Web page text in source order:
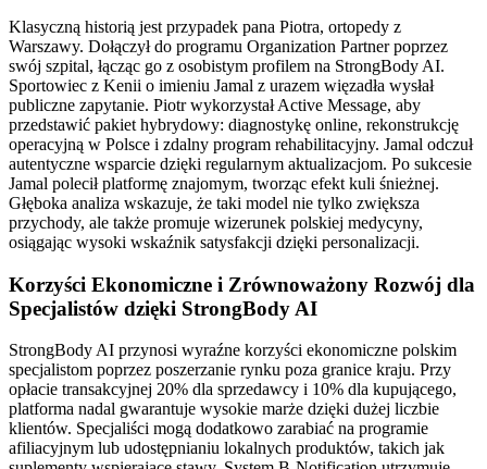
Klasyczną historią jest przypadek pana Piotra, ortopedy z
Warszawy. Dołączył do programu Organization Partner poprzez
swój szpital, łącząc go z osobistym profilem na StrongBody AI.
Sportowiec z Kenii o imieniu Jamal z urazem więzadła wysłał
publiczne zapytanie. Piotr wykorzystał Active Message, aby
przedstawić pakiet hybrydowy: diagnostykę online, rekonstrukcję
operacyjną w Polsce i zdalny program rehabilitacyjny. Jamal odczuł
autentyczne wsparcie dzięki regularnym aktualizacjom. Po sukcesie
Jamal polecił platformę znajomym, tworząc efekt kuli śnieżnej.
Głęboka analiza wskazuje, że taki model nie tylko zwiększa
przychody, ale także promuje wizerunek polskiej medycyny,
osiągając wysoki wskaźnik satysfakcji dzięki personalizacji.
Korzyści Ekonomiczne i Zrównoważony Rozwój dla
Specjalistów dzięki StrongBody AI
StrongBody AI przynosi wyraźne korzyści ekonomiczne polskim
specjalistom poprzez poszerzanie rynku poza granice kraju. Przy
opłacie transakcyjnej 20% dla sprzedawcy i 10% dla kupującego,
platforma nadal gwarantuje wysokie marże dzięki dużej liczbie
klientów. Specjaliści mogą dodatkowo zarabiać na programie
afiliacyjnym lub udostępnianiu lokalnych produktów, takich jak